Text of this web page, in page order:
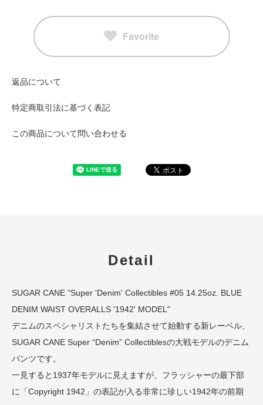
Favorite
返品について
特定商取引法に基づく表記
この商品について問い合わせる
Detail
SUGAR CANE "Super 'Denim' Collectibles #05 14.25oz. BLUE
DENIM WAIST OVERALLS '1942' MODEL"
デニムのスペシャリストたちを集結させて始動する新レーベル、
SUGAR CANE Super “Denim” Collectiblesの大戦モデルのデニム
パンツです。
一見すると1937年モデルに見えますが、フラッシャーの最下部
に「Copyright 1942」の表記が入る非常に珍しい1942年の前期